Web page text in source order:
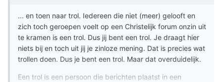
... en toen naar trol. Iedereen die niet (meer) gelooft en
zich toch geroepen voelt op een Christelijk forum onzin uit
te kramen is een trol. Dus jij bent een trol. Je draagt hier
niets bij en toch uit jij je zinloze mening. Dat is precies wat
trollen doen. Dus je bent een trol. Maar dat overduidelijk.
Een trol is een persoon die berichten plaatst in een